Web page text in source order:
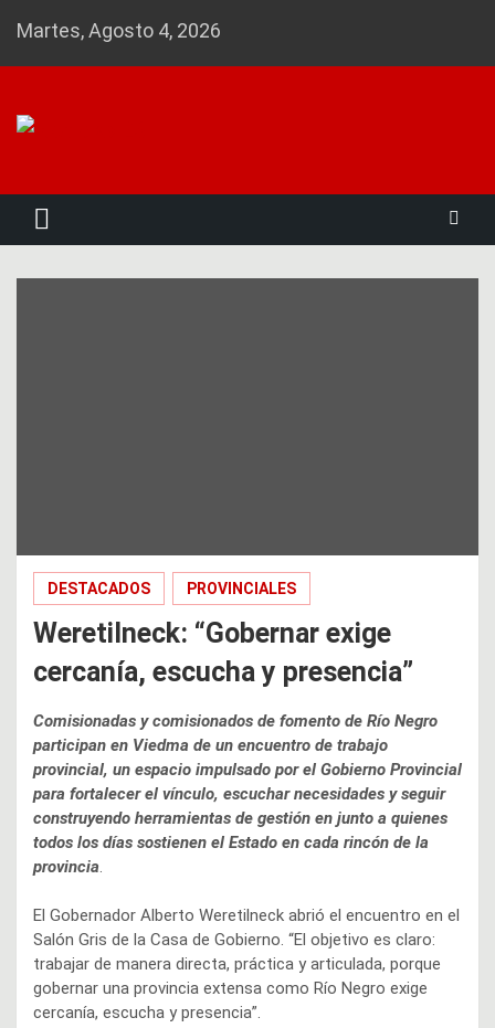
Martes, Agosto 4, 2026
DESTACADOS PROVINCIALES
Weretilneck: “Gobernar exige
cercanía, escucha y presencia”
Comisionadas y comisionados de fomento de Río Negro
participan en Viedma de un encuentro de trabajo
provincial, un espacio impulsado por el Gobierno Provincial
para fortalecer el vínculo, escuchar necesidades y seguir
construyendo herramientas de gestión en junto a quienes
todos los días sostienen el Estado en cada rincón de la
provincia.
El Gobernador Alberto Weretilneck abrió el encuentro en el
Salón Gris de la Casa de Gobierno. “El objetivo es claro:
trabajar de manera directa, práctica y articulada, porque
gobernar una provincia extensa como Río Negro exige
cercanía, escucha y presencia”.